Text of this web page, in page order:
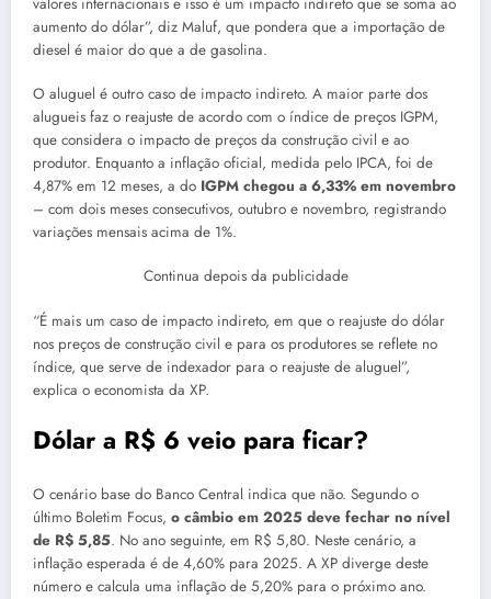
aumento do dólar”, diz Maluf, que pondera que a importação de
diesel é maior do que a de gasolina.
O aluguel é outro caso de impacto indireto. A maior parte dos
alugueis faz o reajuste de acordo com o índice de preços IGPM,
que considera o impacto de preços da construção civil e ao
produtor. Enquanto a inflação oficial, medida pelo IPCA, foi de
4,87% em 12 meses, a do IGPM chegou a 6,33% em novembro
– com dois meses consecutivos, outubro e novembro, registrando
variações mensais acima de 1%.
Continua depois da publicidade
“É mais um caso de impacto indireto, em que o reajuste do dólar
nos preços de construção civil e para os produtores se reflete no
índice, que serve de indexador para o reajuste de aluguel”,
explica o economista da XP.
Dólar a R$ 6 veio para ficar?
O cenário base do Banco Central indica que não. Segundo o
último Boletim Focus, o câmbio em 2025 deve fechar no nível
de R$ 5,85. No ano seguinte, em R$ 5,80. Neste cenário, a
inflação esperada é de 4,60% para 2025. A XP diverge deste
número e calcula uma inflação de 5,20% para o próximo ano.